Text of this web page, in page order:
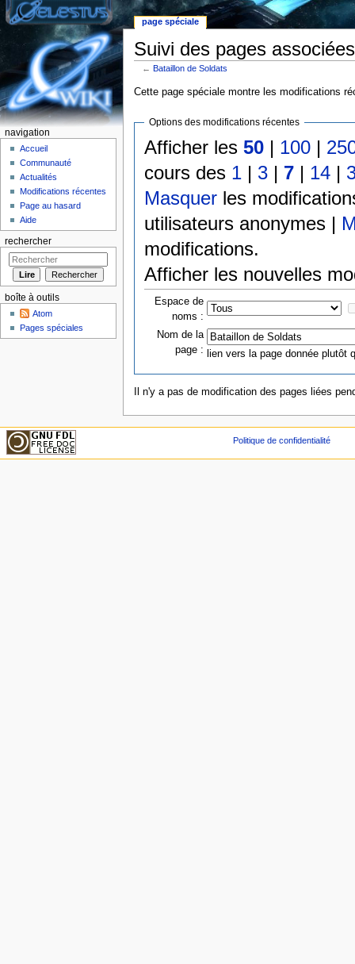
Suivi des pages
←Bataillon de Soldats
Cette page spéciale montre les modifications
Options des modifications récentes
Afficher les50 | 100 |
cours des 1 | 3 | 7 | 14 |
Masquer les
utilisateurs anonymes |
modifications.
Afficher les nouvelles
Espace de
noms :
Nom de la
page : lien vers la page donnée plutôt
Il n'y a pas de modification des pages liées
page spéciale
navigation
Accueil
Communauté
Actualités
Modifications récentes
Page au hasard
Aide
rechercher
boîte à outils
Atom
Pages spéciales
Politique de confidentialité